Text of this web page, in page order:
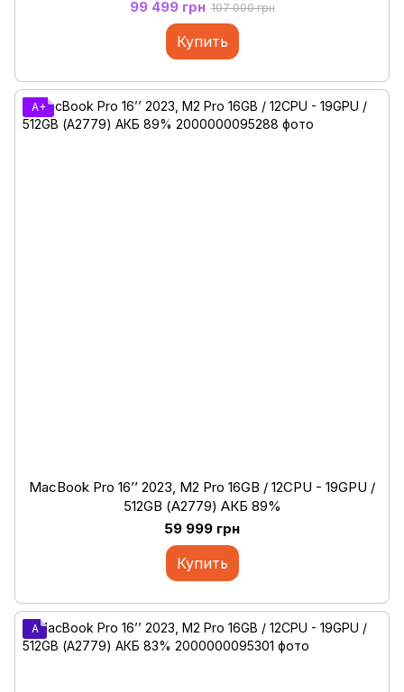
99 499 грн 107 000 грн
Купить
A+
MacBook Pro 16’’ 2023, M2 Pro 16GB / 12CPU - 19GPU /
512GB (А2779) АКБ 89%
59 999 грн
Купить
A